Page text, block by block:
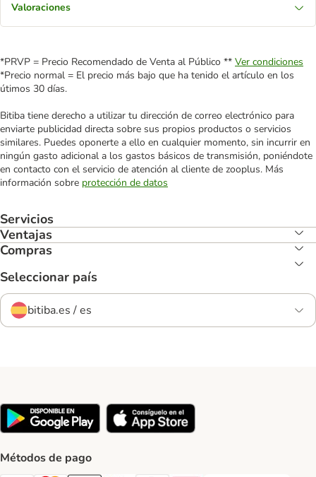
Valoraciones
*PRVP = Precio Recomendado de Venta al Público ** Ver condiciones
*Precio normal = El precio más bajo que ha tenido el artículo en los
útimos 30 días.
Bitiba tiene derecho a utilizar tu dirección de correo electrónico para
enviarte publicidad directa sobre sus propios productos o servicios
similares. Puedes oponerte a ello en cualquier momento, sin incurrir en
ningún gasto adicional a los gastos básicos de transmisión, poniéndote
en contacto con el servicio de atención al cliente de zooplus. Más
información sobre protección de datos
Servicios
Ventajas
Compras
Seleccionar país
bitiba.es / es
Métodos de pago